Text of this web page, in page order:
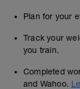
Plan for your
Track your
you train.
Completed
and Wahoo.